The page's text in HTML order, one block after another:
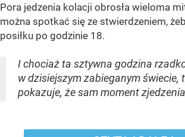
Pora jedzenia kolacji obrosła wieloma
można spotkać się ze stwierdzeniem,
posiłku po godzinie 18.
I chociaż ta sztywna godzina
w dzisiejszym zabieganym świecie,
pokazuje, że sam moment